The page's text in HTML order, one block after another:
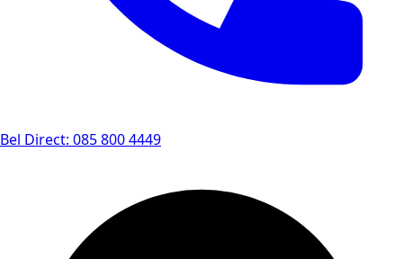
Bel Direct: 085 800 4449